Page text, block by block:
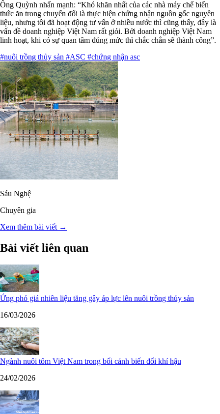
Ông Quỳnh nhấn mạnh: “Khó khăn nhất của các nhà máy chế biến
thức ăn trong chuyển đổi là thực hiện chứng nhận nguồn gốc nguyên
liệu, nhưng tôi đã hoạt động tư vấn ở nhiều nước thì cũng thấy, đây là
vấn đề doanh nghiệp Việt Nam rất giỏi. Bởi doanh nghiệp Việt Nam
linh hoạt, khi có sự quan tâm đúng mức thì chắc chắn sẽ thành công”.
#nuôi trồng thủy sản #ASC #chứng nhận asc
Sáu Nghệ
Chuyên gia
Xem thêm bài viết →
Bài viết liên quan
Ứng phó giá nhiên liệu tăng gây áp lực lên nuôi trồng thủy sản
16/03/2026
Ngành nuôi tôm Việt Nam trong bối cảnh biến đổi khí hậu
24/02/2026